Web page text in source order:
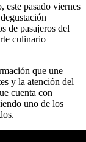
este pasado viernes
de pasajeros del
culinario
que une
y la atención del
cuenta con
uno de los